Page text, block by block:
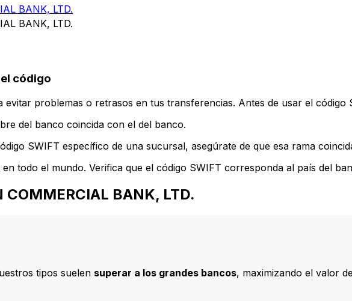
BANK, LTD.
BANK, LTD.
código
problemas o retrasos en tus transferencias. Antes de usar el código
del banco coincida con el del banco.
SWIFT específico de una sucursal, asegúrate de que esa rama
todo el mundo. Verifica que el código SWIFT corresponda al país del
BANK, LTD.
tipos suelen superar a los grandes bancos, maximizando el valor